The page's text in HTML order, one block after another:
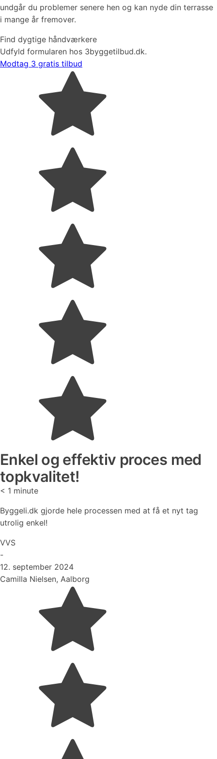
undgår du problemer senere hen og kan nyde din terrasse
i mange år fremover.
Find dygtige håndværkere
Udfyld formularen hos 3byggetilbud.dk.
Modtag 3 gratis tilbud
Enkel og effektiv proces med
topkvalitet!
< 1 minute
Byggeli.dk gjorde hele processen med at få et nyt tag
utrolig enkel!
VVS
-
12. september 2024
Camilla Nielsen, Aalborg